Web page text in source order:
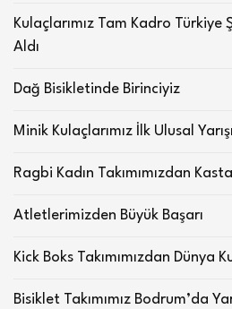
Kulaçlarımız Tam Kadro Türkiye
Aldı
Dağ Bisikletinde Birinciyiz
Minik Kulaçlarımız İlk Ulusal
Ragbi Kadın Takımımızdan
Atletlerimizden Büyük Başarı
Kick Boks Takımımızdan Dünya
Bisiklet Takımımız Bodrum’da